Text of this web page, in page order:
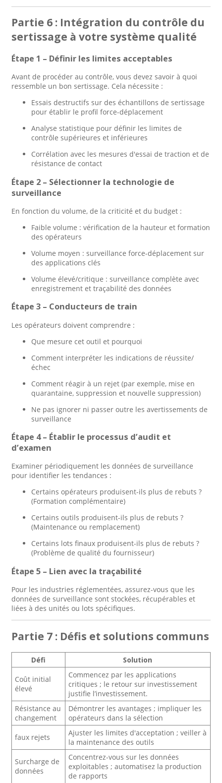
Partie 6 : Intégration du contrôle du
sertissage à votre système qualité
Étape 1 – Définir les limites acceptables
Avant de procéder au contrôle, vous devez savoir à quoi
ressemble un bon sertissage. Cela nécessite :
Essais destructifs sur des échantillons de sertissage
pour établir le profil force-déplacement
Analyse statistique pour définir les limites de
contrôle supérieures et inférieures
Corrélation avec les mesures d'essai de traction et de
résistance de contact
Étape 2 – Sélectionner la technologie de
surveillance
En fonction du volume, de la criticité et du budget :
Faible volume : vérification de la hauteur et formation
des opérateurs
Volume moyen : surveillance force-déplacement sur
des applications clés
Volume élevé/critique : surveillance complète avec
enregistrement et traçabilité des données
Étape 3 – Conducteurs de train
Les opérateurs doivent comprendre :
Que mesure cet outil et pourquoi
Comment interpréter les indications de réussite/
échec
Comment réagir à un rejet (par exemple, mise en
quarantaine, suppression et nouvelle suppression)
Ne pas ignorer ni passer outre les avertissements de
surveillance
Étape 4 – Établir le processus d’audit et
d’examen
Examiner périodiquement les données de surveillance
pour identifier les tendances :
Certains opérateurs produisent-ils plus de rebuts ?
(Formation complémentaire)
Certains outils produisent-ils plus de rebuts ?
(Maintenance ou remplacement)
Certains lots finaux produisent-ils plus de rebuts ?
(Problème de qualité du fournisseur)
Étape 5 – Lien avec la traçabilité
Pour les industries réglementées, assurez-vous que les
données de surveillance sont stockées, récupérables et
liées à des unités ou lots spécifiques.
Partie 7 : Défis et solutions communs
Défi Solution
Coût initial
élevé
Commencez par les applications
critiques ; le retour sur investissement
justifie l’investissement.
Résistance au
changement
Démontrer les avantages ; impliquer les
opérateurs dans la sélection
faux rejets
Ajuster les limites d'acceptation ; veiller à
la maintenance des outils
Surcharge de
données
Concentrez-vous sur les données
exploitables ; automatisez la production
de rapports